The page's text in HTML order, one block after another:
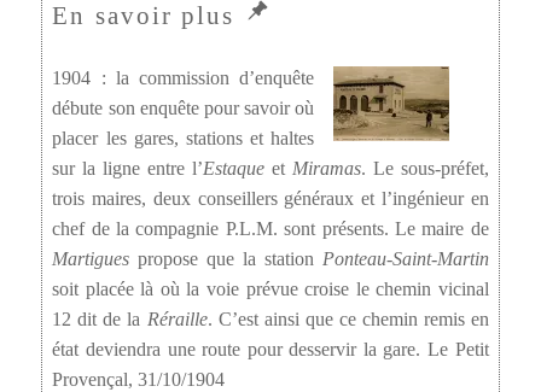
1904 : la commission d’enquête
débute son enquête pour savoir où
placer les gares, stations et haltes
sur la ligne entre l’Estaque et Miramas. Le sous-préfet,
trois maires, deux conseillers généraux et l’ingénieur en
chef de la compagnie P.L.M. sont présents. Le maire de
Martigues propose que la station Ponteau-Saint-Martin
soit placée là où la voie prévue croise le chemin vicinal
12 dit de la Réraille. C’est ainsi que ce chemin remis en
état deviendra une route pour desservir la gare. Le Petit
Provençal, 31/10/1904